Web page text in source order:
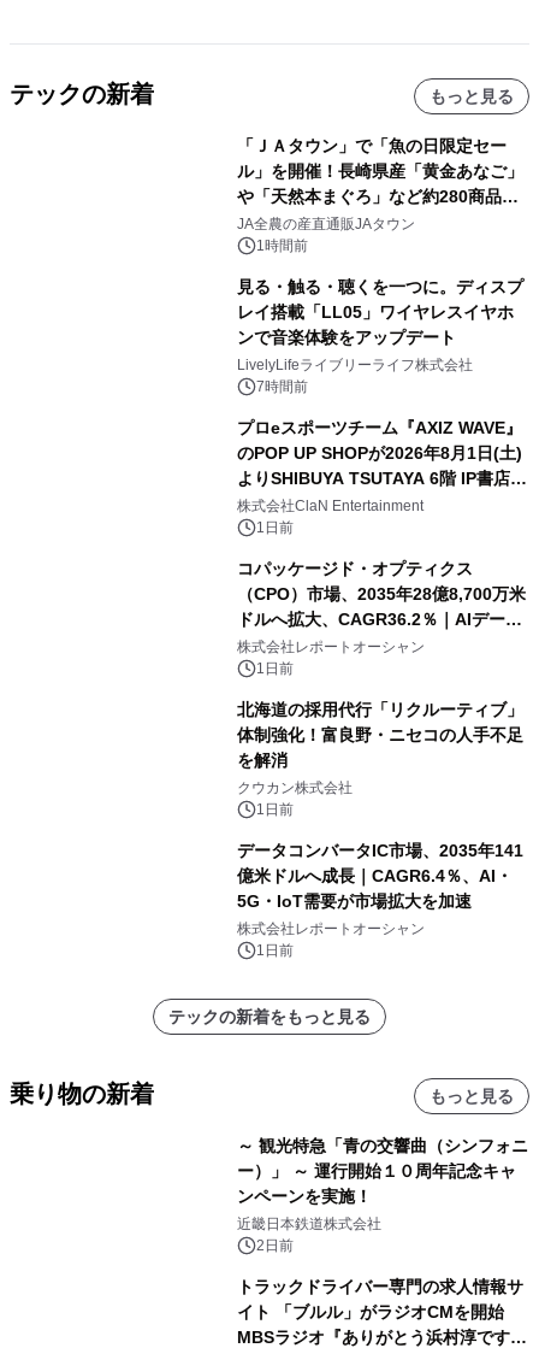
テックの新着 もっと見る
「ＪＡタウン」で「魚の日限定セー
ル」を開催！長崎県産「黄金あなご」
や「天然本まぐろ」など約280商品を
販売！～毎月１０日の定例企画～
JA全農の産直通販JAタウン
1時間前
見る・触る・聴くを一つに。ディスプ
レイ搭載「LL05」ワイヤレスイヤホ
ンで音楽体験をアップデート
LivelyLifeライブリーライフ株式会社
7時間前
プロeスポーツチーム『AXIZ WAVE』
のPOP UP SHOPが2026年8月1日(土)
よりSHIBUYA TSUTAYA 6階 IP書店で
開催決定！！
株式会社ClaN Entertainment
1日前
コパッケージド・オプティクス
（CPO）市場、2035年28億8,700万米
ドルへ拡大、CAGR36.2％｜AIデータ
センター・高速光通信需要が成長を加
速
株式会社レポートオーシャン
1日前
北海道の採用代行「リクルーティブ」
体制強化！富良野・ニセコの人手不足
を解消
クウカン株式会社
1日前
データコンバータIC市場、2035年141
億米ドルへ成長｜CAGR6.4％、AI・
5G・IoT需要が市場拡大を加速
株式会社レポートオーシャン
1日前
テックの新着をもっと見る
乗り物の新着 もっと見る
～ 観光特急「青の交響曲（シンフォニ
ー）」 ～ 運行開始１０周年記念キャ
ンペーンを実施！
近畿日本鉄道株式会社
2日前
トラックドライバー専門の求人情報サ
イト 「ブルル」がラジオCMを開始
MBSラジオ『ありがとう浜村淳です』